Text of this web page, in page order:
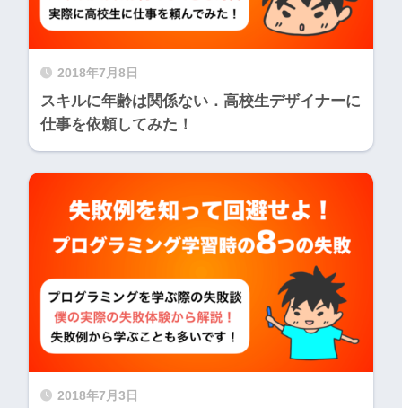
2018年7月8日
スキルに年齢は関係ない．高校生デザイナーに
仕事を依頼してみた！
2018年7月3日